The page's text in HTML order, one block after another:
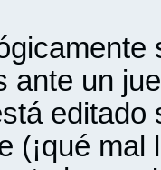
ante un
editado
(¡qué